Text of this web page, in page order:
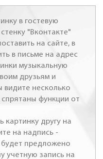
в гостевую
"Вконтакте"
на сайте, в
в письме на адрес
музыкальную
друзьям и
видите несколько
функции от
картинку другу на
на надпись -
будет предложено
учетную запись на